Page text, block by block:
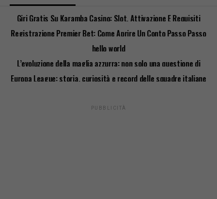
Giri Gratis Su Karamba Casino: Slot, Attivazione E Requisiti
Registrazione Premier Bet: Come Aprire Un Conto Passo Passo
hello world
L’evoluzione della maglia azzurra: non solo una questione di
stile
Europa League: storia, curiosità e record delle squadre italiane
PUBBLICITÀ